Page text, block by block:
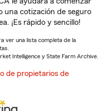
una cotización de seguro
¡Es rápido y sencillo!
ver una lista completa de la
Intelligence y State Farm Archive.
de propietarios de